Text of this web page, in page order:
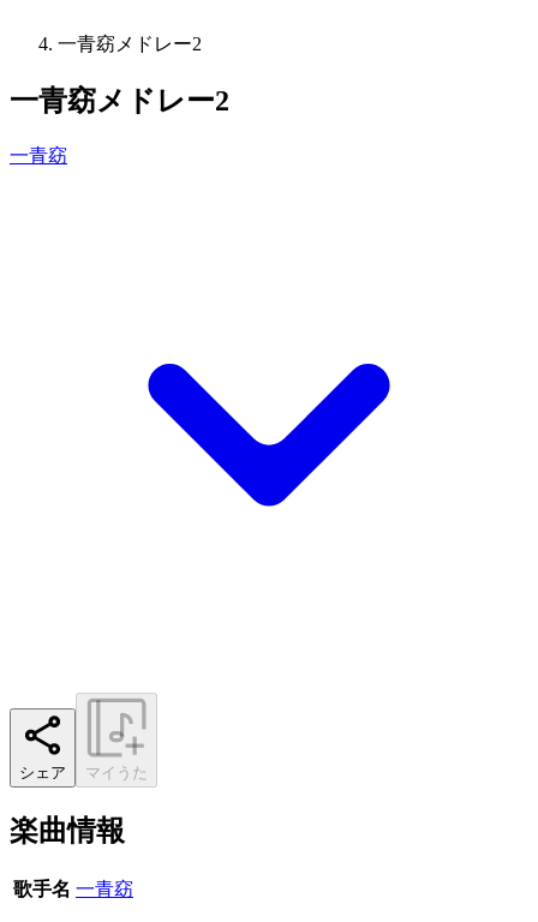
一青窈メドレー2
一青窈メドレー2
一青窈
シェア マイうた
楽曲情報
歌手名 一青窈